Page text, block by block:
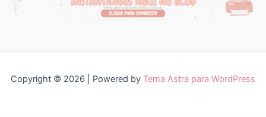
Copyright © 2026 | Powered by Tema Astra para WordPress